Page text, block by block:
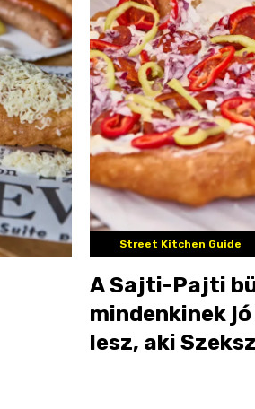
Street Kitchen Guide
A Sajti-Pajti
mindenkinek
lesz, aki